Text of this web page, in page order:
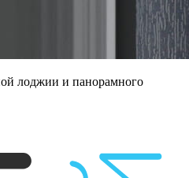
лоджии и панорамного